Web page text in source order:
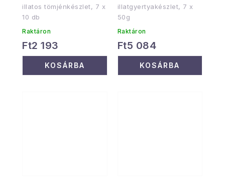
illatos tömjénkészlet, 7 x
10 db
Raktáron
Ft2 193
KOSÁRBA
illatgyertyakészlet, 7 x
50g
Raktáron
Ft5 084
KOSÁRBA